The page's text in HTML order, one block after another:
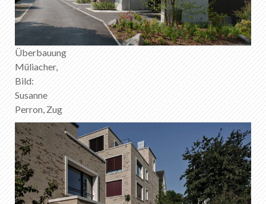
Überbauung
Müliacher,
Bild:
Susanne
Perron, Zug